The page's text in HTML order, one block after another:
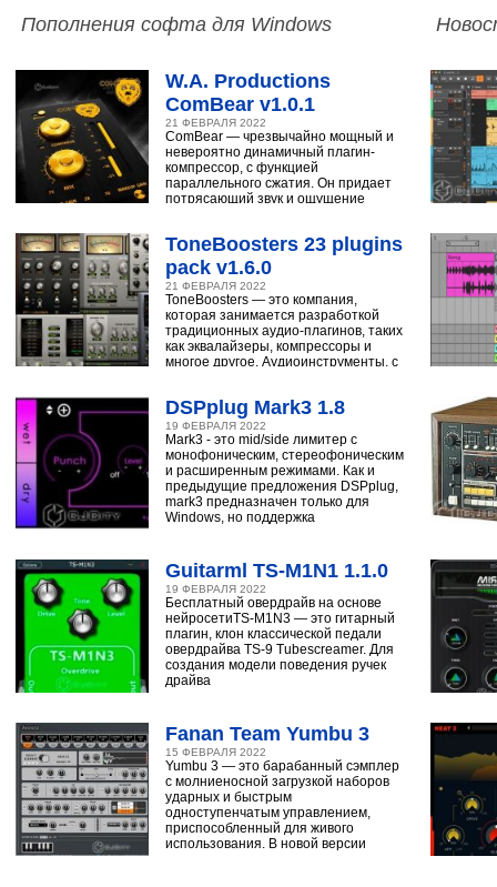
Пополнения софта для Windows
W.A. Productions
ComBear v1.0.1
21 ФЕВРАЛЯ 2022
ComBear — чрезвычайно мощный и
невероятно динамичный плагин-
компрессор, с функцией
параллельного сжатия. Он придает
потрясающий звук и ощущение
ToneBoosters 23 plugins
pack v1.6.0
21 ФЕВРАЛЯ 2022
ToneBoosters — это компания,
которая занимается разработкой
традиционных аудио-плагинов, таких
как эквалайзеры, компрессоры и
многое другое. Аудиоинструменты, с
DSPplug Mark3 1.8
19 ФЕВРАЛЯ 2022
Mark3 - это mid/side лимитер с
монофоническим, стереофоническим
и расширенным режимами. Как и
предыдущие предложения DSPplug,
mark3 предназначен только для
Windows, но поддержка
Guitarml TS-M1N1 1.1.0
19 ФЕВРАЛЯ 2022
Бесплатный овердрайв на основе
нейросетиTS-M1N3 — это гитарный
плагин, клон классической педали
овердрайва TS-9 Tubescreamer. Для
создания модели поведения ручек
драйва
Fanan Team Yumbu 3
15 ФЕВРАЛЯ 2022
Yumbu 3 — это барабанный сэмплер
с молниеносной загрузкой наборов
ударных и быстрым
одноступенчатым управлением,
приспособленный для живого
использования. В новой версии